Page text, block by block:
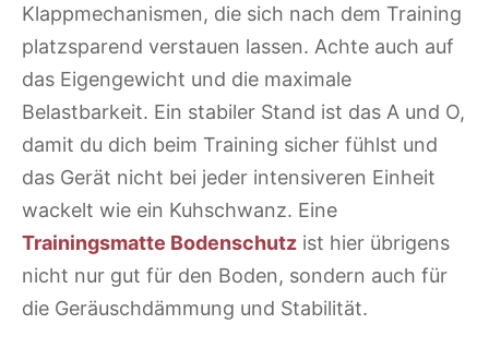
Klappmechanismen, die sich nach dem Training
platzsparend verstauen lassen. Achte auch auf
das Eigengewicht und die maximale
Belastbarkeit. Ein stabiler Stand ist das A und O,
damit du dich beim Training sicher fühlst und
das Gerät nicht bei jeder intensiveren Einheit
wackelt wie ein Kuhschwanz. Eine
Trainingsmatte Bodenschutz ist hier übrigens
nicht nur gut für den Boden, sondern auch für
die Geräuschdämmung und Stabilität.